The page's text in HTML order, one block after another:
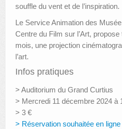
souffle du vent et de l’inspiration.
Le Service Animation des
Centre du Film sur l’Art,
mois, une projection
l’art.
Infos pratiques
> Auditorium du Grand Curtius
> Mercredi 11 décembre 2024 à
> 3 €
> Réservation souhaitée en ligne